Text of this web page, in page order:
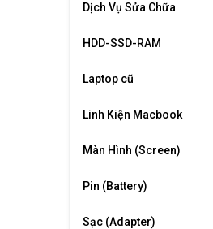
Dịch Vụ Sửa Chữa
HDD-SSD-RAM
Laptop cũ
Linh Kiện Macbook
Màn Hình (Screen)
Pin (Battery)
Sạc (Adapter)